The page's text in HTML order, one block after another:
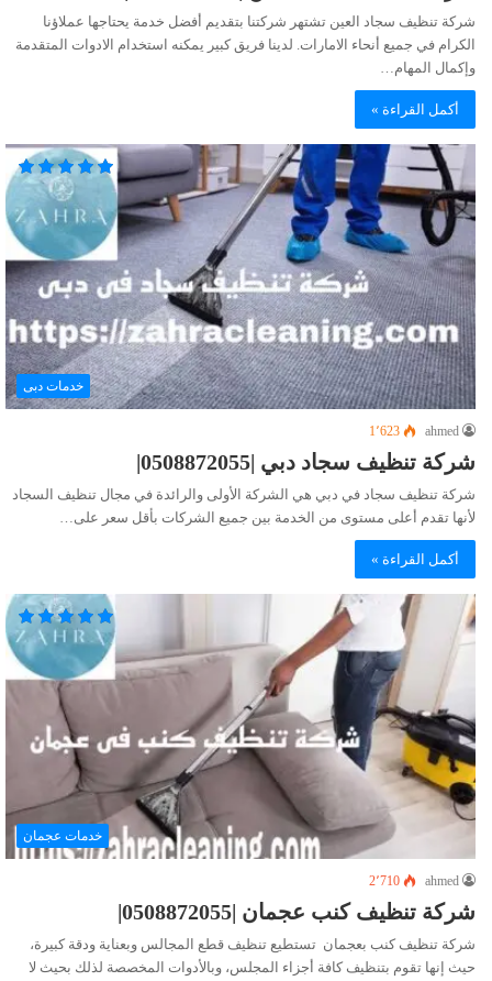
شركة تنظيف سجاد العين تشتهر شركتنا بتقديم أفضل خدمة يحتاجها عملاؤنا
الكرام في جميع أنحاء الامارات. لدينا فريق كبير يمكنه استخدام الادوات المتقدمة
وإكمال المهام…
أكمل القراءة »
خدمات دبى
ahmed 1٬623
شركة تنظيف سجاد دبي |0508872055|
شركة تنظيف سجاد في دبي هي الشركة الأولى والرائدة في مجال تنظيف السجاد
لأنها تقدم أعلى مستوى من الخدمة بين جميع الشركات بأقل سعر على…
أكمل القراءة »
خدمات عجمان
ahmed 2٬710
شركة تنظيف كنب عجمان |0508872055|
شركة تنظيف كنب بعجمان تستطيع تنظيف قطع المجالس وبعناية ودقة كبيرة،
حيث إنها تقوم بتنظيف كافة أجزاء المجلس، وبالأدوات المخصصة لذلك بحيث لا